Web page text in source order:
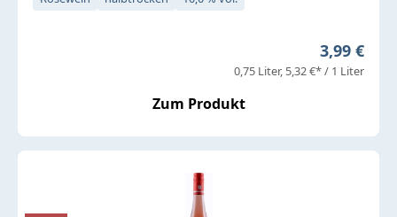
Regulärer
3,99 €
0,75 Liter 5,32 €* / 1 Liter
Zum Produkt